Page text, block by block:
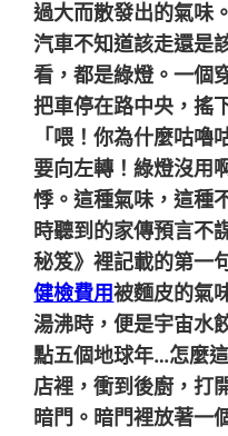
過大而散發出的氣味
汽車不知道該走還是
看，都是綠燈。一個
把車停在路中央，搖
「喂！你為什麼咕
要向左轉！綠燈沒用
悸。這種氣味，這種
時聽到的家傳預言不
秘笈》裡記載的第一
健檢費用被麵皮的氣
湯沸時，便是宇宙水
點五個地球年…怎麼
店裡，衝到後廚，打
暗門。暗門裡放著一